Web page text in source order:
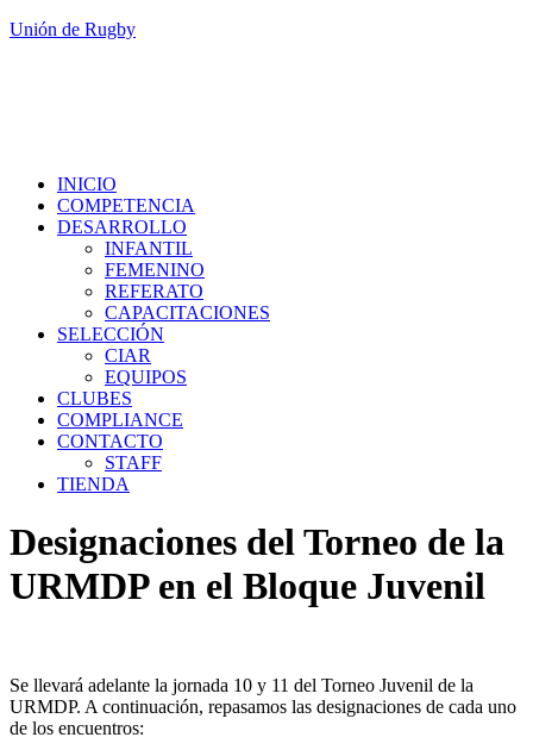
Unión de Rugby
INICIO
COMPETENCIA
DESARROLLO
INFANTIL
FEMENINO
REFERATO
CAPACITACIONES
SELECCIÓN
CIAR
EQUIPOS
CLUBES
COMPLIANCE
CONTACTO
STAFF
TIENDA
Designaciones del Torneo de la
URMDP en el Bloque Juvenil
Se llevará adelante la jornada 10 y 11 del Torneo Juvenil de la
URMDP. A continuación, repasamos las designaciones de cada uno
de los encuentros: